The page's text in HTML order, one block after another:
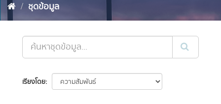
ชุดข้อมูล
เรียงโดย